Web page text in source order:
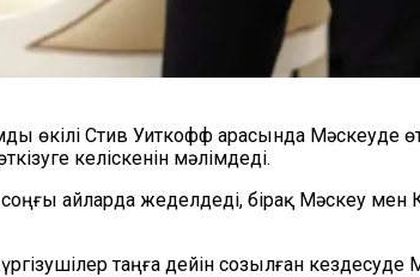
Стив Уиткофф арасында Мәскеуде
келіскенін мәлімдеді.
айларда жеделдеді, бірақ Мәскеу мен
таңға дейін созылған кездесуде